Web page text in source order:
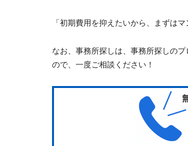
「初期費用を抑えたいから、まずは
なお、事務所探しは、事務所探しの
ので、一度ご相談ください！